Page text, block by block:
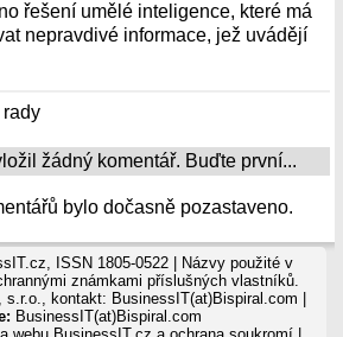
řešení umělé inteligence, které má
nepravdivé informace, jež uvádějí
rady
žádný komentář. Buďte první...
bylo dočasně pozastaveno.
ISSN 1805-0522 | Názvy použité v
známkami příslušných vlastníků.
kontakt: BusinessIT(at)Bispiral.com |
BusinessIT(at)Bispiral.com